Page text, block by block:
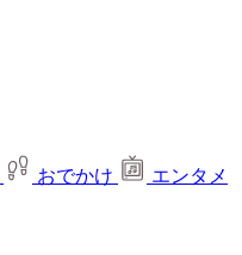
おでかけ
エンタメ